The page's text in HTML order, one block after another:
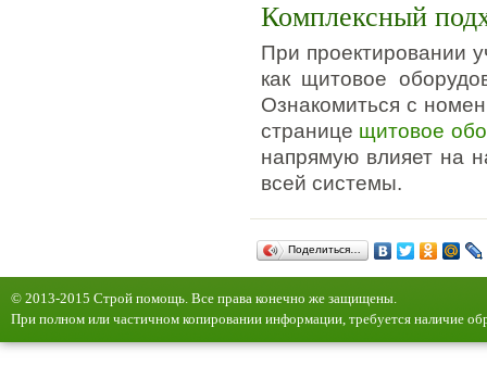
Комплексный
При проектировании
как щитовое
Ознакомиться с
странице щитовое
напрямую влияет на
всей системы.
Поделиться…
© 2013-2015 Строй помощь. Все права конечно же защищены.
При полном или частичном копировании информации, требуется наличие